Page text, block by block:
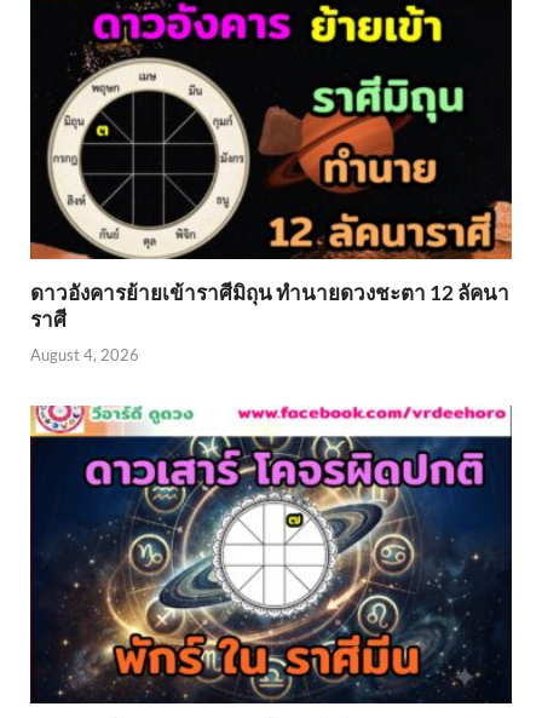
ดาวอังคารย้ายเข้าราศีมิถุน ทำนายดวงชะตา 12 ลัคนา
ราศี
August 4, 2026